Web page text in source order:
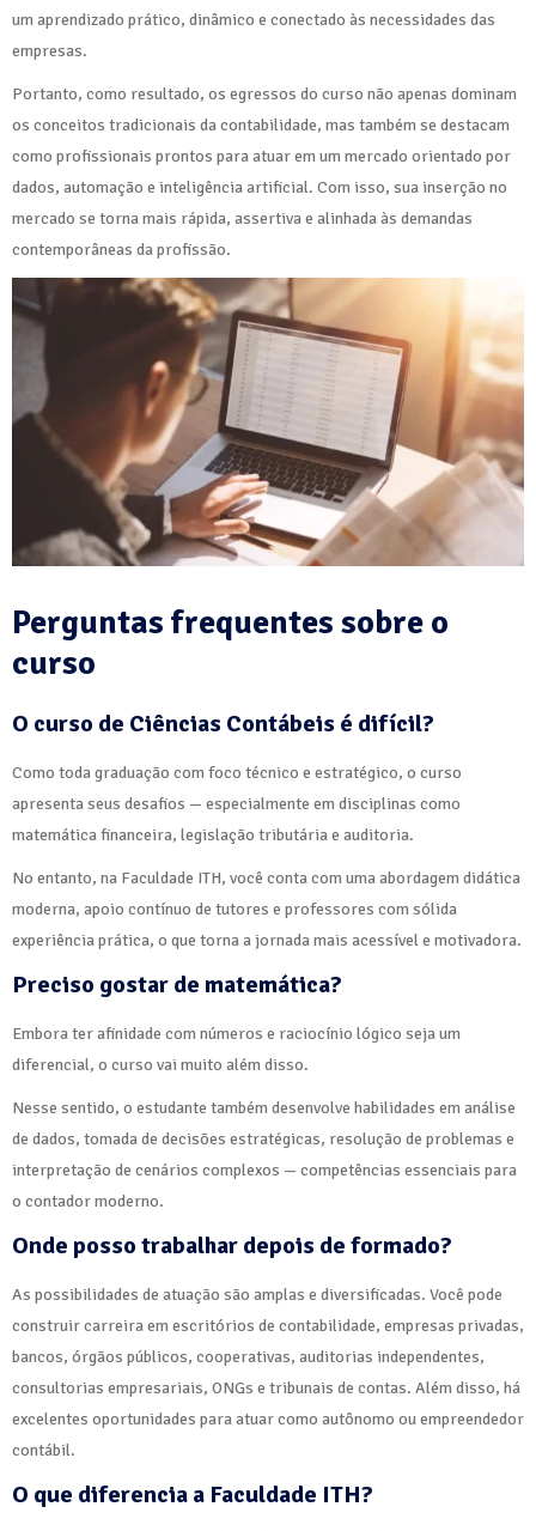
um aprendizado prático, dinâmico e conectado às necessidades das
empresas.
Portanto, como resultado, os egressos do curso não apenas dominam
os conceitos tradicionais da contabilidade, mas também se destacam
como profissionais prontos para atuar em um mercado orientado por
dados, automação e inteligência artificial. Com isso, sua inserção no
mercado se torna mais rápida, assertiva e alinhada às demandas
contemporâneas da profissão.
Perguntas frequentes sobre o
curso
O curso de Ciências Contábeis é difícil?
Como toda graduação com foco técnico e estratégico, o curso
apresenta seus desafios — especialmente em disciplinas como
matemática financeira, legislação tributária e auditoria.
No entanto, na Faculdade ITH, você conta com uma abordagem didática
moderna, apoio contínuo de tutores e professores com sólida
experiência prática, o que torna a jornada mais acessível e motivadora.
Preciso gostar de matemática?
Embora ter afinidade com números e raciocínio lógico seja um
diferencial, o curso vai muito além disso.
Nesse sentido, o estudante também desenvolve habilidades em análise
de dados, tomada de decisões estratégicas, resolução de problemas e
interpretação de cenários complexos — competências essenciais para
o contador moderno.
Onde posso trabalhar depois de formado?
As possibilidades de atuação são amplas e diversificadas. Você pode
construir carreira em escritórios de contabilidade, empresas privadas,
bancos, órgãos públicos, cooperativas, auditorias independentes,
consultorias empresariais, ONGs e tribunais de contas. Além disso, há
excelentes oportunidades para atuar como autônomo ou empreendedor
contábil.
O que diferencia a Faculdade ITH?